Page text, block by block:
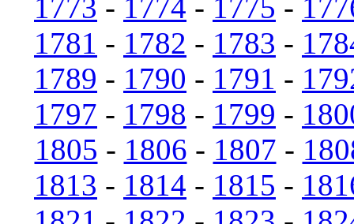
1773 - 1774 - 1775 -
1781 - 1782 - 1783 -
1789 - 1790 - 1791 -
1797 - 1798 - 1799 -
1805 - 1806 - 1807 -
1813 - 1814 - 1815 -